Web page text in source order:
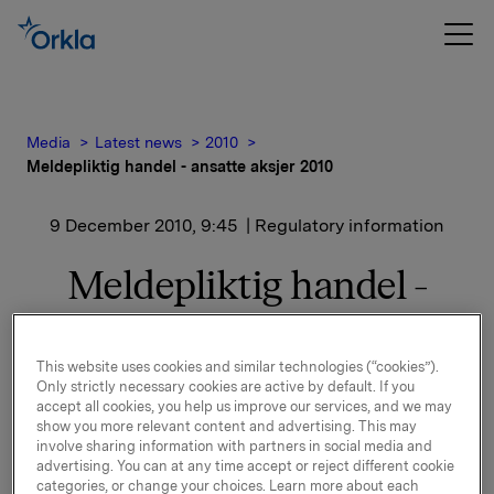
Media Latest news
2010
Meldepliktig handel - ansatte aksjer 2010
9 December 2010, 9:45 | Regulatory information
Meldepliktig handel -
ansatte aksjer 2010
Vi ser til børsmelding datert 1. november 2010 om
tilbud til Orklas ansatte om å kjøpe Orkla-aksjer. Orkla
har i dag den 9. desember 2010 overført 1 525 490
Orkla-aksjer til egne ansatte.
This website uses cookies and similar technologies (“cookies”).
Only strictly necessary cookies are active by default. If you
accept all cookies, you help us improve our services, and we may
show you more relevant content and advertising. This may
involve sharing information with partners in social media and
advertising. You can at any time accept or reject different cookie
categories, or change your choices. Learn more about each